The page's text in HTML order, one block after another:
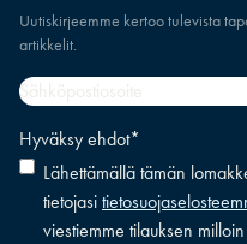
Uutiskirjeemme kertoo tulevista
artikkelit.
Sähköpostiosoite
Hyväksy ehdot*
Lähettämällä tämän
tietojasi
viestiemme tilauksen